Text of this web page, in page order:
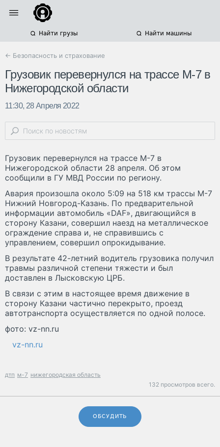
Найти грузы Найти машины
← Безопасность и страхование
Грузовик перевернулся на трассе М-7 в
Нижегородской области
11:30, 28 Апреля 2022
Грузовик перевернулся на трассе М-7 в
Нижегородской области 28 апреля. Об этом
сообщили в ГУ МВД России по региону.
Авария произошла около 5:09 на 518 км трассы М-7
Нижний Новгород-Казань. По предварительной
информации автомобиль «DAF», двигающийся в
сторону Казани, совершил наезд на металлическое
ограждение справа и, не справившись с
управлением, совершил опрокидывание.
В результате 42-летний водитель грузовика получил
травмы различной степени тяжести и был
доставлен в Лысковскую ЦРБ.
В связи с этим в настоящее время движение в
сторону Казани частично перекрыто, проезд
автотранспорта осуществляется по одной полосе.
фото: vz-nn.ru
vz-nn.ru
дтп м-7 нижегородская область
132 просмотров всего.
ОБСУДИТЬ